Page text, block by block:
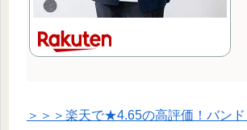
＞＞＞楽天で★4.65の高評価！バン